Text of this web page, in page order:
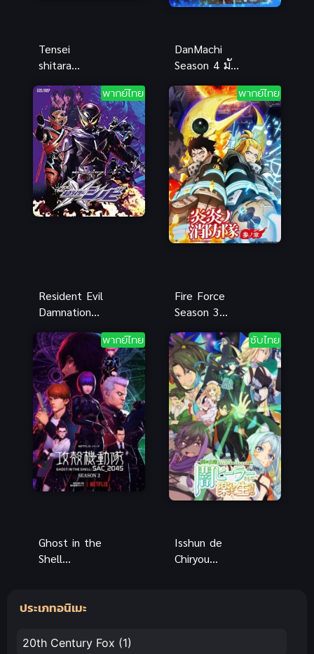
Tensei
shitara
Datta node
2 ซับไทย
DanMachi
Season 4 มัน
อยากจะพบรัก
ในดันเจี้ยน
ภาค 4
พากย์ไทย
Resident Evil
Damnation
พันธุ์ไวรัส
พากย์ไทย
พากย์ไทย
Fire Force
Season 3
ไทย
พากย์ไทย
Ghost in the
Shell
อิน เดอะ
ซับไทย
Isshun de
Chiryou
ประเภทอนิเมะ
20th Century Fox (1)